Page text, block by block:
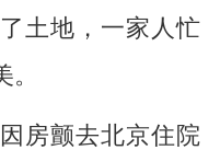
土地，一家人忙
房颤去北京住院